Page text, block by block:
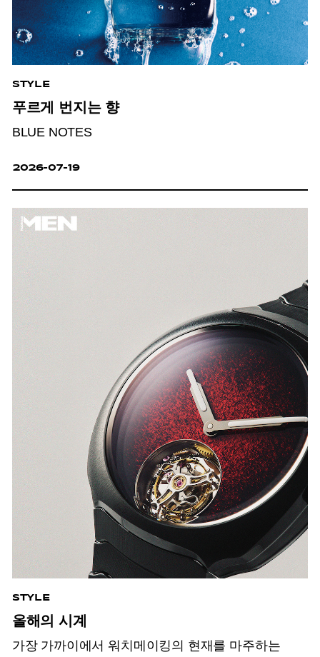
STYLE
푸르게 번지는 향
BLUE NOTES
2026-07-19
STYLE
올해의 시계
가장 가까이에서 워치메이킹의 현재를 마주하는